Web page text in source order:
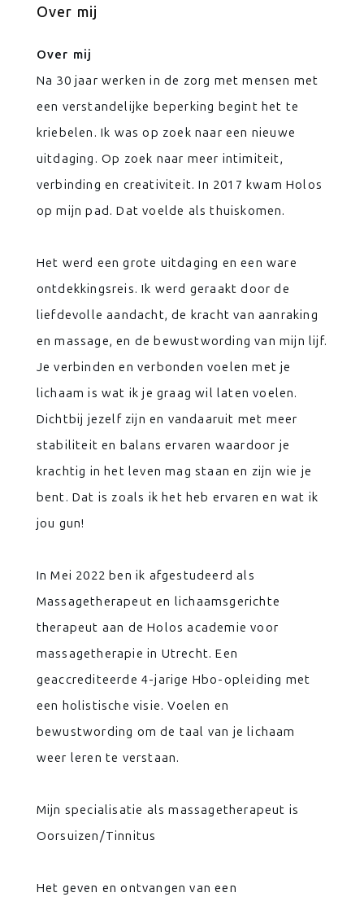
Over mij
Over mij
Na 30 jaar werken in de zorg met mensen met
een verstandelijke beperking begint het te
kriebelen. Ik was op zoek naar een nieuwe
uitdaging. Op zoek naar meer intimiteit,
verbinding en creativiteit. In 2017 kwam Holos
op mijn pad. Dat voelde als thuiskomen.
Het werd een grote uitdaging en een ware
ontdekkingsreis. Ik werd geraakt door de
liefdevolle aandacht, de kracht van aanraking
en massage, en de bewustwording van mijn lijf.
Je verbinden en verbonden voelen met je
lichaam is wat ik je graag wil laten voelen.
Dichtbij jezelf zijn en vandaaruit met meer
stabiliteit en balans ervaren waardoor je
krachtig in het leven mag staan en zijn wie je
bent. Dat is zoals ik het heb ervaren en wat ik
jou gun!
In Mei 2022 ben ik afgestudeerd als
Massagetherapeut en lichaamsgerichte
therapeut aan de Holos academie voor
massagetherapie in Utrecht. Een
geaccrediteerde 4-jarige Hbo-opleiding met
een holistische visie. Voelen en
bewustwording om de taal van je lichaam
weer leren te verstaan.
Mijn specialisatie als massagetherapeut is
Oorsuizen/Tinnitus
Het geven en ontvangen van een